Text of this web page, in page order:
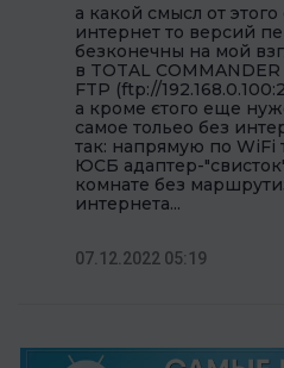
а какой смысл от
интернет то версий
безконечны на мой
в TOTAL
FTP (ftp://
а кроме єтого еще
самое тольео без
так: напрямую по WiFi
ЮСБ адаптер-
комнате без
интернета...
07.12.2022 05:19